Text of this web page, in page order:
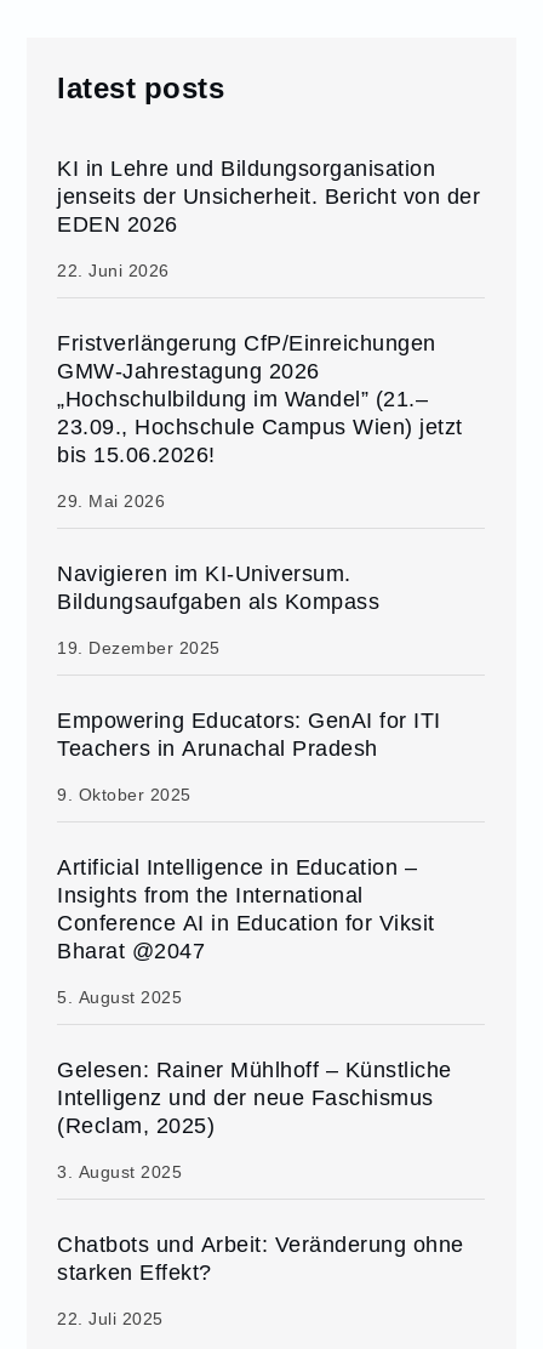
latest posts
KI in Lehre und Bildungsorganisation
jenseits der Unsicherheit. Bericht von der
EDEN 2026
22. Juni 2026
Fristverlängerung CfP/Einreichungen
GMW-Jahrestagung 2026
„Hochschulbildung im Wandel” (21.–
23.09., Hochschule Campus Wien) jetzt
bis 15.06.2026!
29. Mai 2026
Navigieren im KI-Universum.
Bildungsaufgaben als Kompass
19. Dezember 2025
Empowering Educators: GenAI for ITI
Teachers in Arunachal Pradesh
9. Oktober 2025
Artificial Intelligence in Education –
Insights from the International
Conference AI in Education for Viksit
Bharat @2047
5. August 2025
Gelesen: Rainer Mühlhoff – Künstliche
Intelligenz und der neue Faschismus
(Reclam, 2025)
3. August 2025
Chatbots und Arbeit: Veränderung ohne
starken Effekt?
22. Juli 2025